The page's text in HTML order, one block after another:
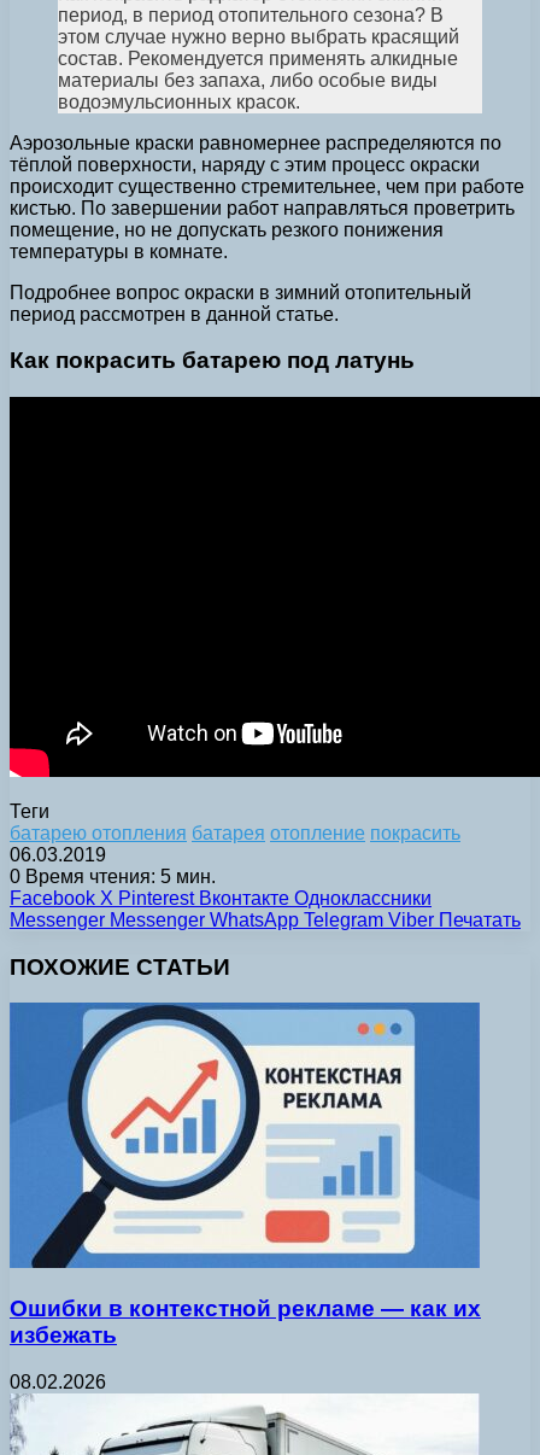
период, в период отопительного сезона? В
этом случае нужно верно выбрать красящий
состав. Рекомендуется применять алкидные
материалы без запаха, либо особые виды
водоэмульсионных красок.
Аэрозольные краски равномернее распределяются по
тёплой поверхности, наряду с этим процесс окраски
происходит существенно стремительнее, чем при работе
кистью. По завершении работ направляться проветрить
помещение, но не допускать резкого понижения
температуры в комнате.
Подробнее вопрос окраски в зимний отопительный
период рассмотрен в данной статье.
Как покрасить батарею под латунь
Теги
батарею отопления батарея отопление покрасить
06.03.2019
0 Время чтения: 5 мин.
Facebook X Pinterest Вконтакте Одноклассники
Messenger Messenger WhatsApp Telegram Viber Печатать
ПОХОЖИЕ СТАТЬИ
Ошибки в контекстной рекламе — как их
избежать
08.02.2026